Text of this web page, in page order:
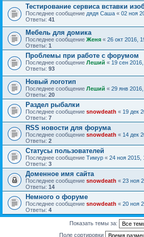
Тестирование сервиса вставки
Последнее сообщение дядя Саша « 02 ноя
Ответы: 41
Мебель для домика
Последнее сообщение Женя « 26 окт 2016,
Ответы: 1
Проблемы при работе с форумом
Последнее сообщение Леший « 19 сен
Ответы: 93
Новый логотип
Последнее сообщение Леший « 29 янв
Ответы: 20
Раздел рыбалки
Последнее сообщение snowdeath « 19 дек
Ответы: 7
RSS новости для форума
Последнее сообщение snowdeath « 14 дек
Ответы: 2
Статусы пользователей
Последнее сообщение Тимур « 24 ноя 2015,
Ответы: 3
Доменное имя сайта
Последнее сообщение snowdeath « 23 ноя
Ответы: 14
Немного о форуме
Последнее сообщение snowdeath « 20 ноя
Ответы: 4
Показать темы за:
Поле сортировки